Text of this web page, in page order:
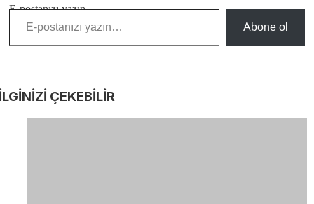
E-postanızı yazın…
Abone ol
ÇEKEBİLİR